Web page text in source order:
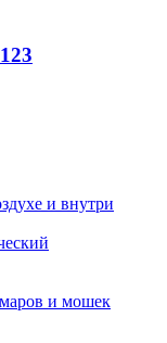
и внутри
и мошек